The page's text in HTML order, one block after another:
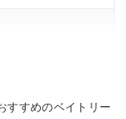
すすめのベイトリー